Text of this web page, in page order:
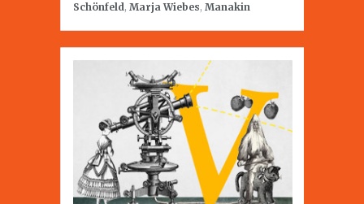
Schönfeld, Marja Wiebes, Manakin